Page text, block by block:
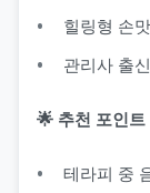
힐링형 손
관리사 출
🌟 추천 포인트
테라피 중